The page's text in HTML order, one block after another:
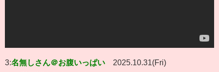
3:名無しさん＠お腹いっぱい
2025.10.31(Fri)